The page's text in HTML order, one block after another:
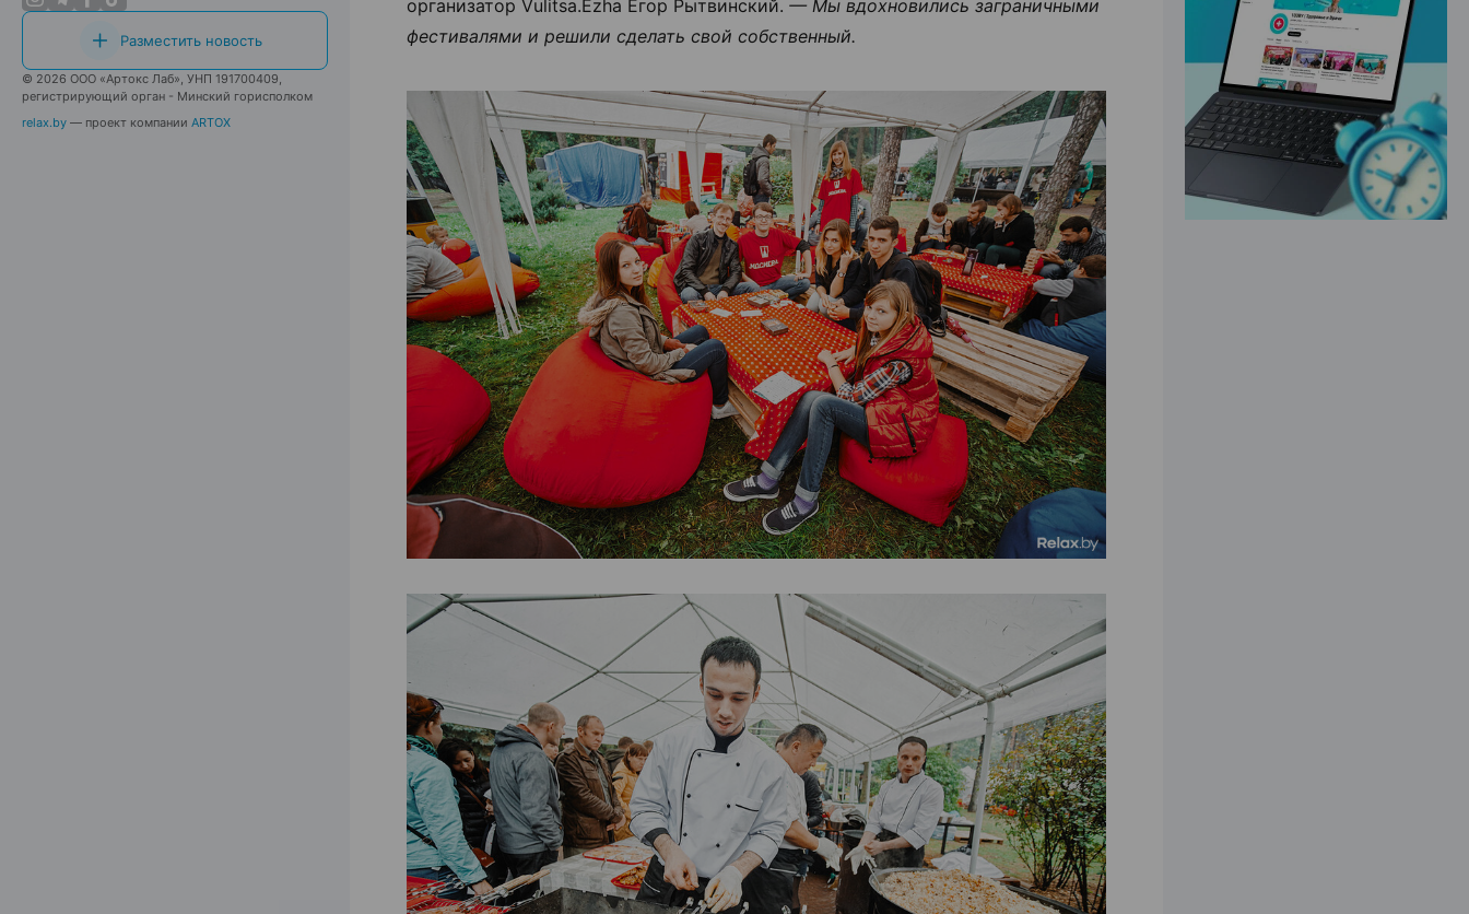
Разместить новость
© 2026 ООО «Артокс Лаб», УНП 191700409,
регистрирующий орган - Минский горисполком
relax.by — проект компании ARTOX
организатор Vulitsa.Ezha Егор Рытвинский. — Мы вдохновились заграничными
фестивалями и решили сделать свой собственный.